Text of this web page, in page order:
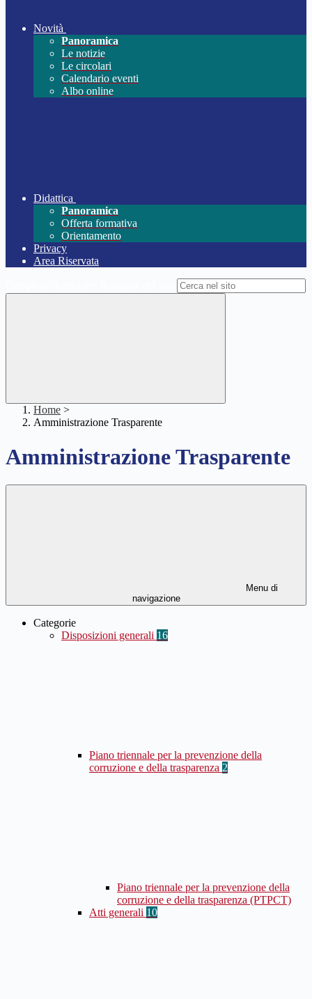
Novità
Panoramica
Le notizie
Le circolari
Calendario eventi
Albo online
Didattica
Panoramica
Offerta formativa
Orientamento
Privacy
Area Riservata
Home >
Amministrazione Trasparente
Amministrazione Trasparente
Menu di
navigazione
Categorie
Disposizioni generali 16
Piano triennale per la prevenzione della
corruzione e della trasparenza 2
Piano triennale per la prevenzione della
corruzione e della trasparenza (PTPCT)
Atti generali 10